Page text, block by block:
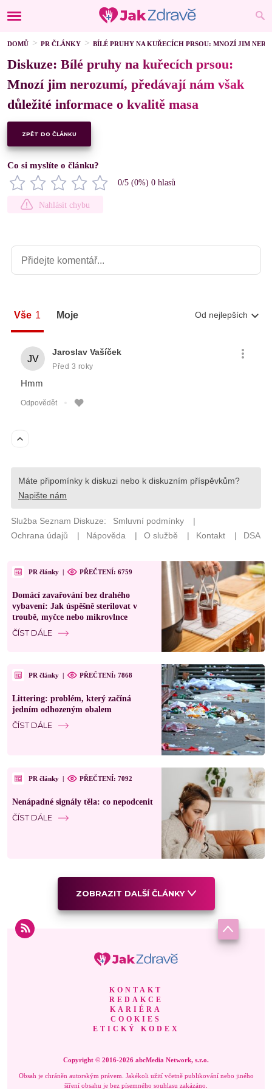
DOMŮ PR ČLÁNKY BÍLÉ PRUHY NA KUŘECÍCH PRSOU: MNOZÍ JIM
Diskuze: Bílé pruhy na kuřecích prsou:
Mnozí jim nerozumí, předávají nám však
důležité informace o kvalitě masa
ZPĚT DO ČLÁNKU
Co si myslíte o článku?
0/5 (0%) 0 hlasů
Nahlásit chybu
PR články | PŘEČTENÍ: 6759
Domácí zavařování bez drahého
vybavení: Jak úspěšně sterilovat v
troubě, myčce nebo mikrovlnce
ČÍST DÁLE
PR články | PŘEČTENÍ: 7868
Littering: problém, který začíná
jedním odhozeným obalem
ČÍST DÁLE
PR články | PŘEČTENÍ: 7092
Nenápadné signály těla: co nepodcenit
ČÍST DÁLE
ZOBRAZIT DALŠÍ ČLÁNKY
KONTAKT
REDAKCE
KARIÉRA
COOKIES
ETICKÝ KODEX
Copyright © 2016-2026 abcMedia Network, s.r.o.
Obsah je chráněn autorským právem. Jakékoli užití včetně publikování nebo jiného
šíření obsahu je bez písemného souhlasu zakázáno.